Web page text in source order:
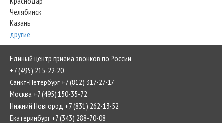
Челябинск
Казань
другие
Единый центр приёма звонков по России
+7 (495) 215-22-20
Санкт-Петербург +7 (812) 317-27-17
Москва +7 (495) 150-35-72
Нижний Новгород +7 (831) 262-13-52
Екатеринбург +7 (343) 288-70-08